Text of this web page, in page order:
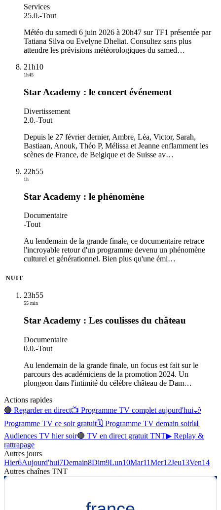
Services
25.0.-Tout
Météo du samedi 6 juin 2026 à 20h47 sur TF1 présentée par
Tatiana Silva ou Evelyne Dheliat. Consultez sans plus
attendre les prévisions météorologiques du samed…
21h10
1h45
Star Academy : le concert événement
Divertissement
2.0.-Tout
Depuis le 27 février dernier, Ambre, Léa, Victor, Sarah,
Bastiaan, Anouk, Théo P, Mélissa et Jeanne enflamment les
scènes de France, de Belgique et de Suisse av…
22h55
1h
Star Academy : le phénomène
Documentaire
-Tout
Au lendemain de la grande finale, ce documentaire retrace
l'incroyable retour d'un programme devenu un phénomène
culturel et générationnel. Bien plus qu'une émi…
NUIT
23h55
55 min
Star Academy : Les coulisses du château
Documentaire
0.0.-Tout
Au lendemain de la grande finale, un focus est fait sur le
parcours des académiciens de la promotion 2024. Un
plongeon dans l'intimité du célèbre château de Dam…
Actions rapides
🔴 Regarder en direct📺 Programme TV complet aujourd'hui🌙
Programme TV ce soir gratuit🗓 Programme TV demain soir📊
Audiences TV hier soir🔴 TV en direct gratuit TNT▶ Replay &
rattrapage
Autres jours
Hier6Aujourd'hui7Demain8Dim9Lun10Mar11Mer12Jeu13Ven14
Autres chaînes TNT